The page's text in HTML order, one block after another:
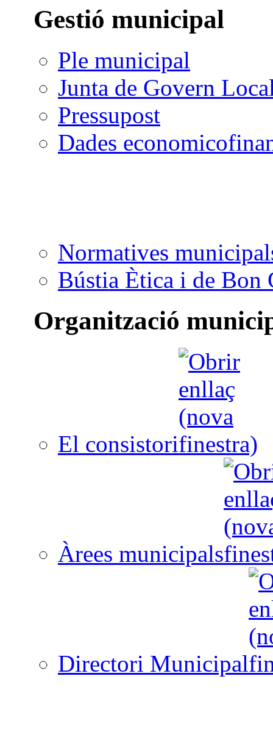
Gestió municipal
Ple municipal
Junta de Govern
Pressupost
Dades
Normatives
Bústia Ètica i de Bon
Organització
El consistori
Àrees municipals
Directori Municipal